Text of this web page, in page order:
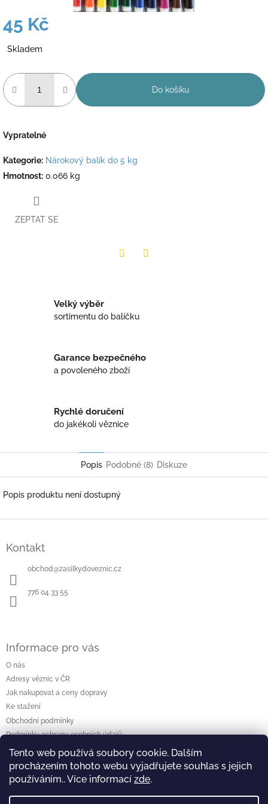
Tento web používá soubory cookie. Dalším
procházením tohoto webu vyjadřujete souhlas s jejich
používáním.. Více informací zde.
45 Kč
cena:
Skladem
Do košíku
Vypratelné
Kategorie: Nárokový balík do 5 kg
Hmotnost: 0.066 kg
ZEPTAT SE
Velký výběr
sortimentu do balíčku
Garance bezpečného
a povoleného zboží
Rychlé doručení
do jakékoli věznice
Popis Podobné (8) Diskuze
Popis produktu není dostupný
Kontakt
obchod@zasilkydoveznic.cz
776 04 33 55
Informace pro vás
O nás
Adresy věznic v ČR
Jak nakupovat a ceny dopravy
Ke stažení
Obchodní podmínky
Podmínky ochrany osobních údajů
Vyhledávání
Hledat